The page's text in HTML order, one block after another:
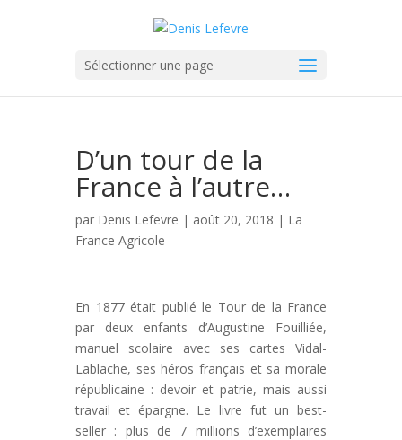
Sélectionner une page
D’un tour de la
France à l’autre…
par Denis Lefevre | août 20, 2018 | La
France Agricole
En 1877 était publié le Tour de la France
par deux enfants d’Augustine Fouilliée,
manuel scolaire avec ses cartes Vidal-
Lablache, ses héros français et sa morale
républicaine : devoir et patrie, mais aussi
travail et épargne. Le livre fut un best-
seller : plus de 7 millions d’exemplaires